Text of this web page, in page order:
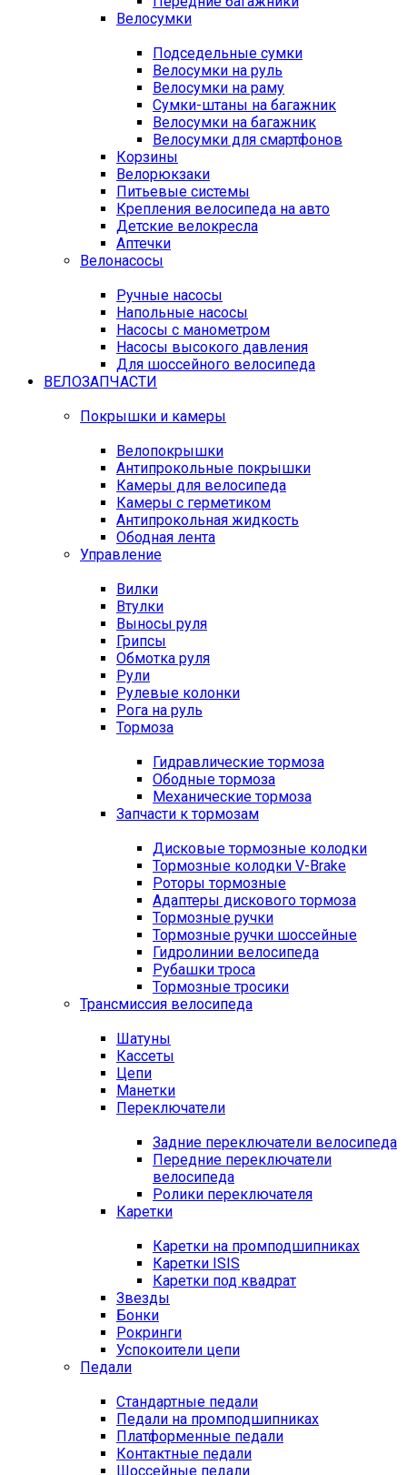
Велосумки
Подседельные сумки
Велосумки на руль
Велосумки на раму
Сумки-штаны на багажник
Велосумки на багажник
Велосумки для смартфонов
Корзины
Велорюкзаки
Питьевые системы
Крепления велосипеда на авто
Детские велокресла
Аптечки
Велонасосы
Ручные насосы
Напольные насосы
Насосы с манометром
Насосы высокого давления
Для шоссейного велосипеда
ВЕЛОЗАПЧАСТИ
Покрышки и камеры
Велопокрышки
Антипрокольные покрышки
Камеры для велосипеда
Камеры с герметиком
Антипрокольная жидкость
Ободная лента
Управление
Вилки
Втулки
Выносы руля
Грипсы
Обмотка руля
Рули
Рулевые колонки
Рога на руль
Тормоза
Гидравлические тормоза
Ободные тормоза
Механические тормоза
Запчасти к тормозам
Дисковые тормозные колодки
Тормозные колодки V-Brake
Роторы тормозные
Адаптеры дискового тормоза
Тормозные ручки
Тормозные ручки шоссейные
Гидролинии велосипеда
Рубашки троса
Тормозные тросики
Трансмиссия велосипеда
Шатуны
Кассеты
Цепи
Манетки
Переключатели
Задние переключатели велосипеда
Передние переключатели
велосипеда
Ролики переключателя
Каретки
Каретки на промподшипниках
Каретки ISIS
Каретки под квадрат
Звезды
Бонки
Рокринги
Успокоители цепи
Педали
Стандартные педали
Педали на промподшипниках
Платформенные педали
Контактные педали
Шоссейные педали